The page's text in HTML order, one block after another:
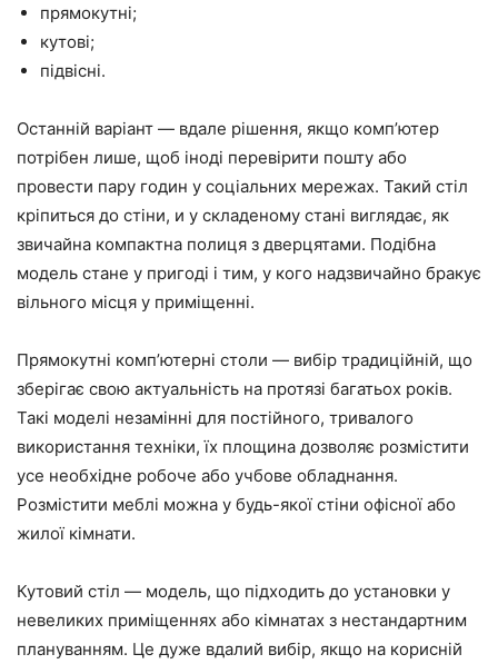
прямокутні;
кутові;
підвісні.
Останній варіант — вдале рішення, якщо комп’ютер
потрібен лише, щоб іноді перевірити пошту або
провести пару годин у соціальних мережах. Такий стіл
кріпиться до стіни, и у складеному стані виглядає, як
звичайна компактна полиця з дверцятами. Подібна
модель стане у пригоді і тим, у кого надзвичайно бракує
вільного місця у приміщенні.
Прямокутні комп’ютерні столи — вибір традиційній, що
зберігає свою актуальність на протязі багатьох років.
Такі моделі незамінні для постійного, тривалого
використання техніки, їх площина дозволяє розмістити
усе необхідне робоче або учбове обладнання.
Розмістити меблі можна у будь-якої стіни офісної або
жилої кімнати.
Кутовий стіл — модель, що підходить до установки у
невеликих приміщеннях або кімнатах з нестандартним
плануванням. Це дуже вдалий вибір, якщо на корисній